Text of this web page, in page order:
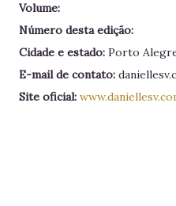
Volume:
Número desta edição:
Cidade e estado: Porto
E-mail de contato:
Site oficial: